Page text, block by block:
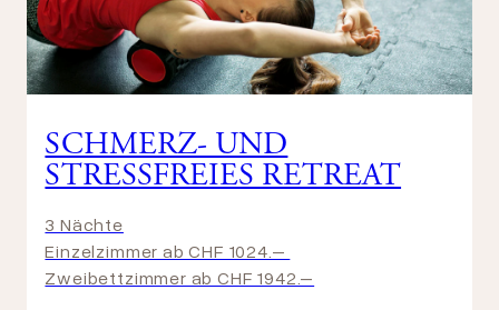
SCHMERZ- UND
STRESSFREIES RETREAT
3 Nächte
Einzelzimmer ab CHF 1024.–
Zweibettzimmer ab CHF 1942.–